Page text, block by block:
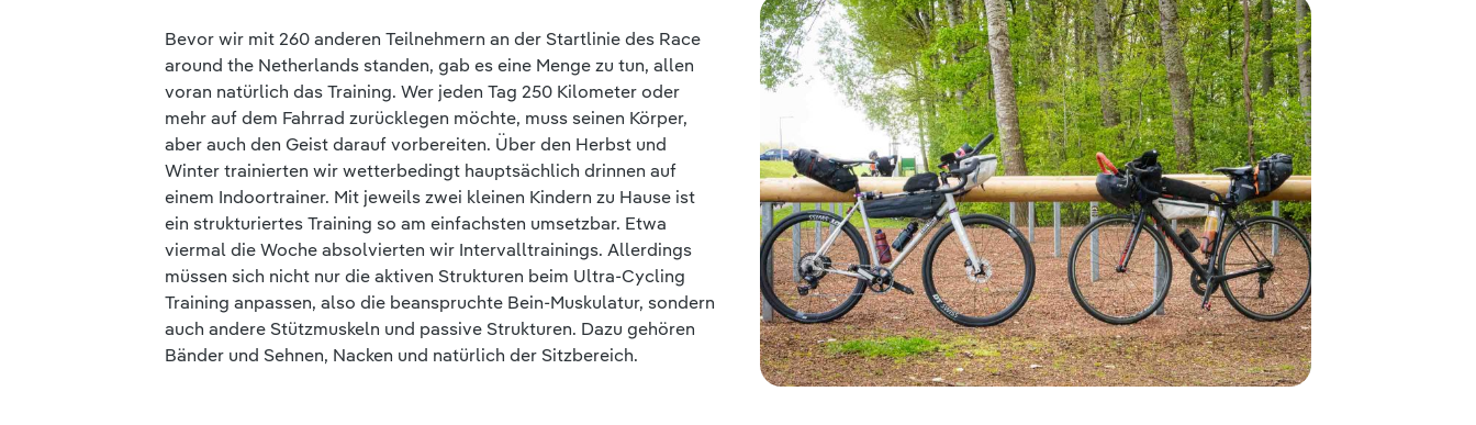
Bevor wir mit 260 anderen Teilnehmern an der Startlinie des Race
around the Netherlands standen, gab es eine Menge zu tun, allen
voran natürlich das Training. Wer jeden Tag 250 Kilometer oder
mehr auf dem Fahrrad zurücklegen möchte, muss seinen Körper,
aber auch den Geist darauf vorbereiten. Über den Herbst und
Winter trainierten wir wetterbedingt hauptsächlich drinnen auf
einem Indoortrainer. Mit jeweils zwei kleinen Kindern zu Hause ist
ein strukturiertes Training so am einfachsten umsetzbar. Etwa
viermal die Woche absolvierten wir Intervalltrainings. Allerdings
müssen sich nicht nur die aktiven Strukturen beim Ultra-Cycling
Training anpassen, also die beanspruchte Bein-Muskulatur, sondern
auch andere Stützmuskeln und passive Strukturen. Dazu gehören
Bänder und Sehnen, Nacken und natürlich der Sitzbereich.